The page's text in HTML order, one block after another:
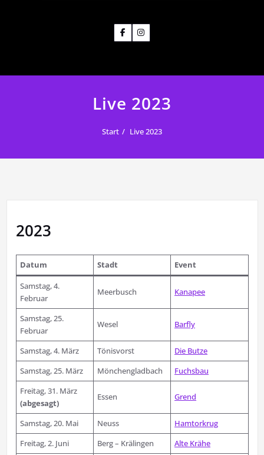
Live 2023
Start Live 2023
2023
Datum Stadt
Event
Samstag, 4.
Februar
Meerbusch Kanapee
Samstag, 25.
Februar
Wesel Barfly
Samstag, 4. März Tönisvorst
Die Butze
Samstag, 25. März
Mönchengladbach
Fuchsbau
Freitag, 31. März
(abgesagt)
Essen Grend
Samstag, 20. Mai Neuss
Hamtorkrug
Freitag, 2. Juni
Berg – Krälingen
Alte Krähe